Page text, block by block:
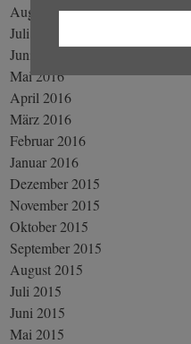
August 2016
Juli 2016
Juni 2016
Mai 2016
April 2016
März 2016
Februar 2016
Januar 2016
Dezember 2015
November 2015
Oktober 2015
September 2015
August 2015
Juli 2015
Juni 2015
Mai 2015